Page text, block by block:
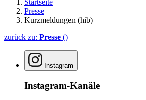
Startseite
Presse
Kurzmeldungen (hib)
zurück zu: Presse ()
Instagram
Instagram-Kanäle